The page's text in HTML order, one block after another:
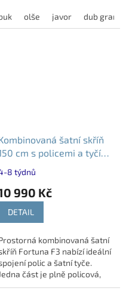
dub harmony modřín latté
vašeho domova.
olše javor dub
šatní skříň
cm s policemi a tyčí
FORTUNA F3 - různé
dekory
8 týdnů
990 Kč
DETAIL
kombinovaná šatní
Fortuna F3 nabízí ideální
polic a šatní tyče.
Jedna část je plně policová,
obsahuje dvě police a